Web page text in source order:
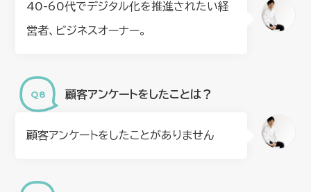
40-60代でデジタル化を推進されたい経
営者、ビジネスオーナー。
顧客アンケートをしたことは？
顧客アンケートをしたことがありません